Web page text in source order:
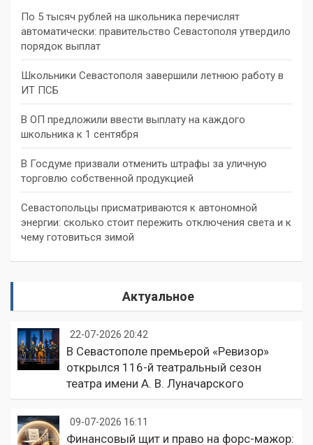
По 5 тысяч рублей на школьника перечислят
автоматически: правительство Севастополя утвердило
порядок выплат
Школьники Севастополя завершили летнюю работу в
ИТ ПСБ
В ОП предложили ввести выплату на каждого
школьника к 1 сентября
В Госдуме призвали отменить штрафы за уличную
торговлю собственной продукцией
Севастопольцы присматриваются к автономной
энергии: сколько стоит пережить отключения света и к
чему готовиться зимой
Актуальное
22-07-2026 20:42
В Севастополе премьерой «Ревизор»
открылся 116-й театральный сезон
театра имени А. В. Луначарского
09-07-2026 16:11
Финансовый щит и право на форс-мажор: